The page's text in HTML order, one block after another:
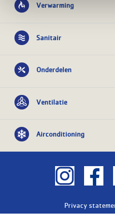
Verwarming
Sanitair
Onderdelen
Ventilatie
Airconditioning
Privacy